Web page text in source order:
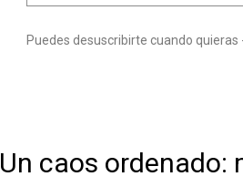
Un caos ordenado: